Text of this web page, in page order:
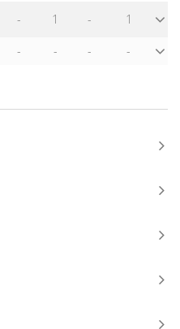
- 1 -
1
- - - -